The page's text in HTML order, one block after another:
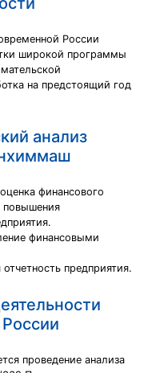
России
широкой программы
на предстоящий год
анализ
финансового
повышения
финансовыми
предприятия.
проведение анализа